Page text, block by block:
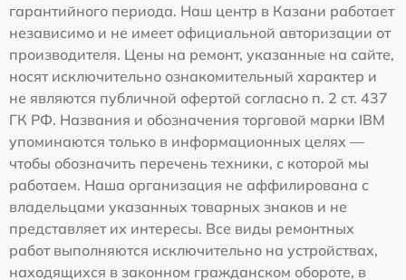
гарантийного периода. Наш центр в Казани работает
независимо и не имеет официальной авторизации от
производителя. Цены на ремонт, указанные на сайте,
носят исключительно ознакомительный характер и
не являются публичной офертой согласно п. 2 ст. 437
ГК РФ. Названия и обозначения торговой марки IBM
упоминаются только в информационных целях —
чтобы обозначить перечень техники, с которой мы
работаем. Наша организация не аффилирована с
владельцами указанных товарных знаков и не
представляет их интересы. Все виды ремонтных
работ выполняются исключительно на устройствах,
находящихся в законном гражданском обороте, в